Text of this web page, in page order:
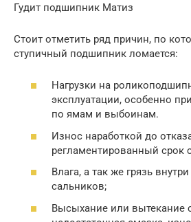
Гудит подшипник Матиз
Стоит отметить ряд причин, по
ступичный подшипник ломается:
Нагрузки на
эксплуатации, особенно
по ямам и выбоинам.
Износ наработкой до
регламентированный срок
Влага, а так же грязь
сальников;
Высыхание или вытекание